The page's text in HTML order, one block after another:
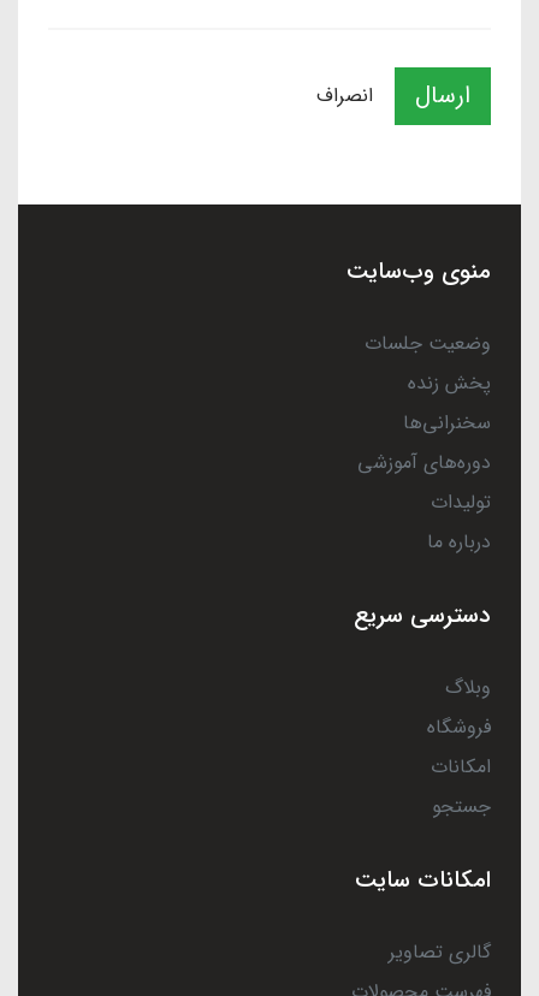
ارسال انصراف
منوی وب‌سایت
وضعیت جلسات
پخش زنده
سخنرانی‌ها
دوره‌های آموزشی
تولیدات
درباره ما
دسترسی سریع
وبلاگ
فروشگاه
امکانات
جستجو
امکانات سایت
گالری تصاویر